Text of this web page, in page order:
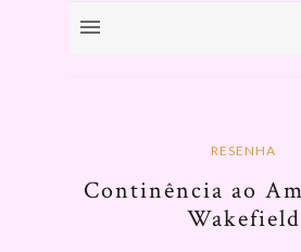
RESENHA
Continência ao
Wakefield